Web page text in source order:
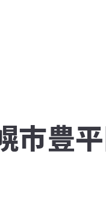
市豊